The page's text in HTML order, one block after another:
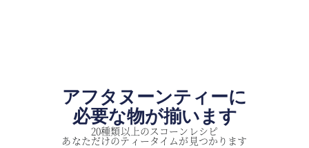
アフタヌーンティーに
必要な物が揃います
20種類以上のスコーンレシピ
あなただけのティータイムが見つかります